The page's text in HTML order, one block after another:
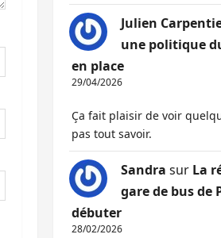
Julien
une politique
en place
29/04/2026
Ça fait plaisir de voir
pas tout savoir.
Sandra sur La
gare de bus de
débuter
28/02/2026